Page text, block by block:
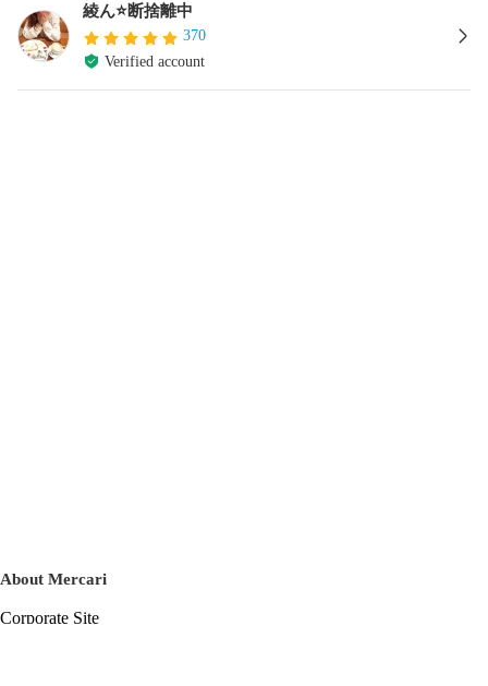
綾ん⭐️断捨離中
370
Verified account
About Mercari
Corporate Site